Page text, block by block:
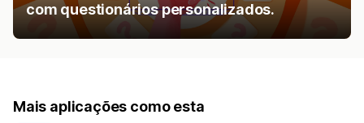
com questionários personalizados.
Mais aplicações como esta